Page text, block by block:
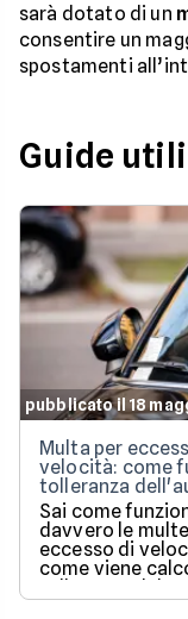
sarà dotato di un
consentire un
spostamenti
Guide
pubblicato il 18
Multa per
velocità: come
tolleranza
Sai come
davvero le
eccesso di
come viene
tolleranza del
dalla legge e